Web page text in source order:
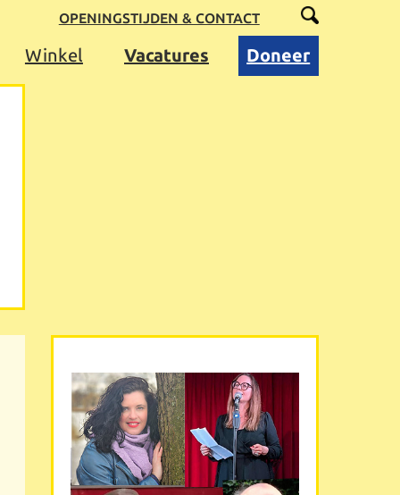
OPENINGSTIJDEN & CONTACT
Winkel Vacatures Doneer